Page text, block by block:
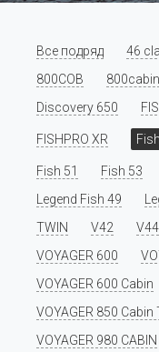
Все подряд 46
800COB
800cabin
Discovery 650
FISHPRO XR
Fish 51 Fish 53
Legend Fish 49
TWIN
V42 V44
VOYAGER 600
VOYAGER 600 Cabin
VOYAGER 850 Cabin
VOYAGER 980 CABIN